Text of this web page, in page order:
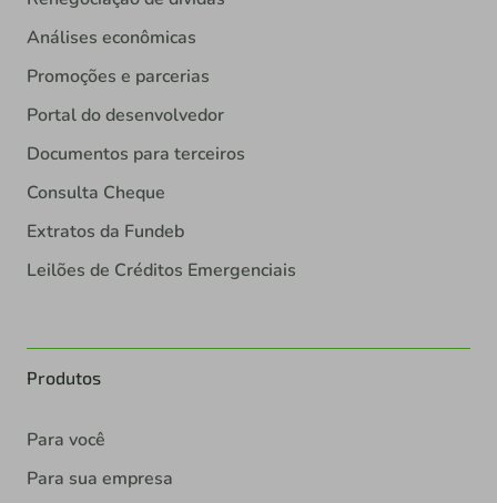
Análises econômicas
Promoções e parcerias
Portal do desenvolvedor
Documentos para terceiros
Consulta Cheque
Extratos da Fundeb
Leilões de Créditos Emergenciais
Produtos
Para você
Para sua empresa